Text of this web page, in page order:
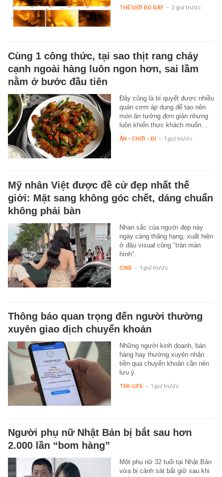
THẾ GIỚI ĐÓ ĐÂY - 2 giờ trước
Cùng 1 công thức, tại sao thịt rang cháy
cạnh ngoài hàng luôn ngon hơn, sai lầm
nằm ở bước đầu tiên
Đây cũng là bí quyết được nhiều
quán cơm áp dụng để tạo nên
món ăn tưởng đơn giản nhưng
luôn khiến thực khách muốn…
ĂN - CHƠI - ĐI - 1 giờ trước
Mỹ nhân Việt được đề cử đẹp nhất thế
giới: Mặt sang không góc chết, dáng chuẩn
không phải bàn
Nhan sắc của người đẹp này
ngày càng thăng hạng, xuất hiện
ở đâu visual cũng "tràn màn
hình".
CINE - 1 giờ trước
Thông báo quan trọng đến người thường
xuyên giao dịch chuyển khoản
Những người kinh doanh, bán
hàng hay thường xuyên nhận
tiền qua chuyển khoản cần nên
lưu ý.
TEK-LIFE - 1 giờ trước
Người phụ nữ Nhật Bản bị bắt sau hơn
2.000 lần “bom hàng”
Một phụ nữ 32 tuổi tại Nhật Bản
vừa bị cảnh sát bắt giữ sau khi